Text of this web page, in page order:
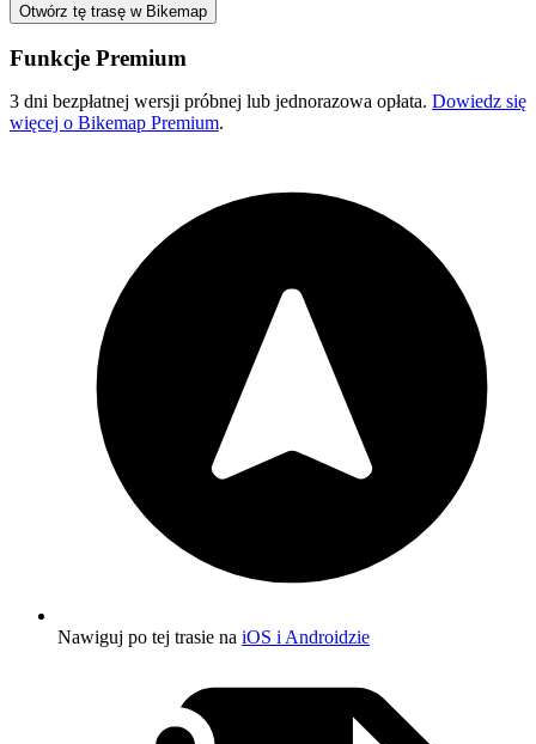
Otwórz tę trasę w Bikemap
Funkcje Premium
3 dni bezpłatnej wersji próbnej lub jednorazowa opłata. Dowiedz się
więcej o Bikemap Premium.
Nawiguj po tej trasie na iOS i Androidzie